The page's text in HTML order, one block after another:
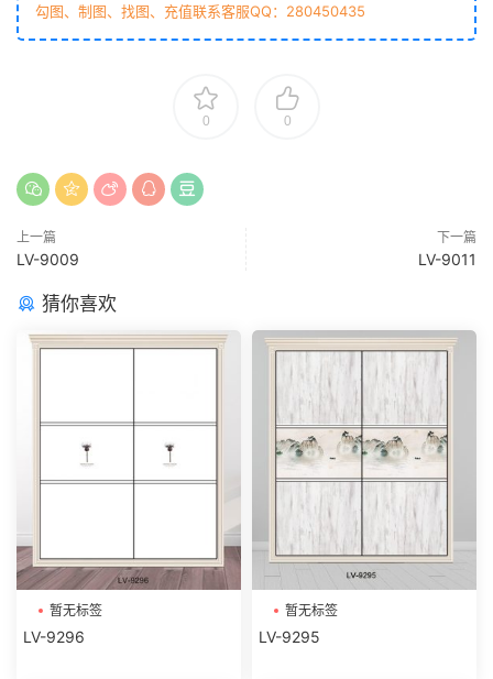
勾图、制图、找图、充值联系客服QQ：280450435
0 0
上一篇
LV-9009
下一篇
LV-9011
猜你喜欢
暂无标签
LV-9296
暂无标签
LV-9295